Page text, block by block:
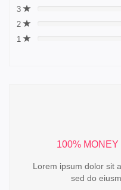
3
2
1
100%
Lorem ipsum dolor sit
sed do